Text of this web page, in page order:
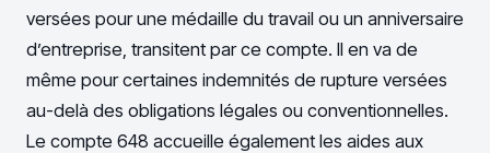
versées pour une médaille du travail ou un anniversaire
d’entreprise, transitent par ce compte. Il en va de
même pour certaines indemnités de rupture versées
au-delà des obligations légales ou conventionnelles.
Le compte 648 accueille également les aides aux